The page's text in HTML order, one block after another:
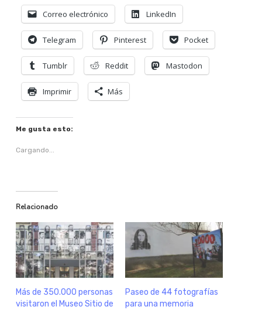
Correo electrónico LinkedIn
Telegram Pinterest Pocket
Tumblr Reddit Mastodon
Imprimir Más
Me gusta esto:
Cargando...
Relacionado
Más de 350.000 personas
visitaron el Museo Sitio de
Paseo de 44 fotografías
para una memoria